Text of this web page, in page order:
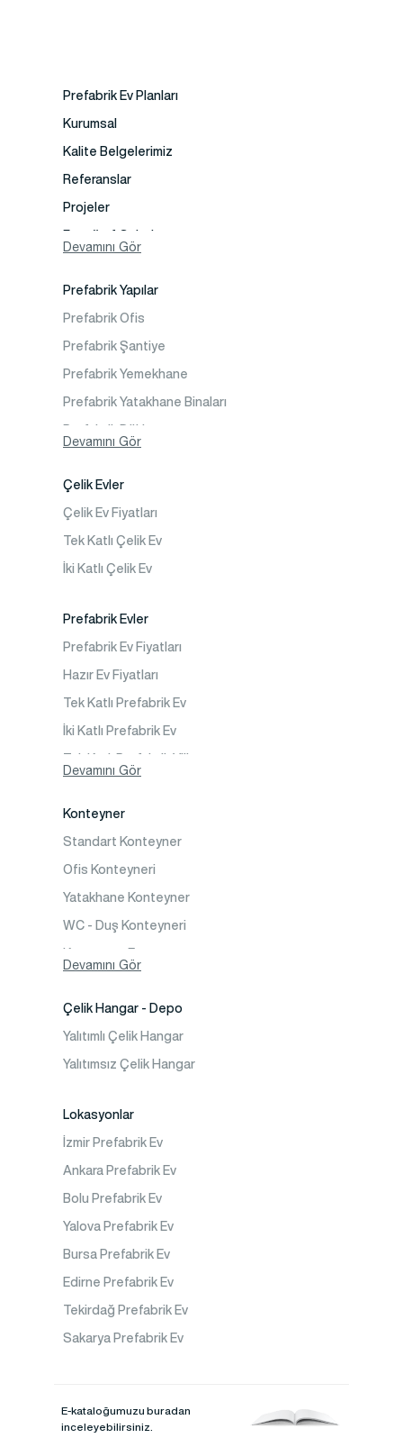
Prefabrik Ev Planları
Kurumsal
Kalite Belgelerimiz
Referanslar
Projeler
Faaliyet Alanları
İletişim
Sıkça Sorulanlar
Devamını Gör
Prefabrik Yapılar
Prefabrik Ofis
Prefabrik Şantiye
Prefabrik Yemekhane
Prefabrik Yatakhane Binaları
Prefabrik Kafeterya
Prefabrik Okul Binaları
Prefabrik Kreş Bina Modelleri
Prefabrik Anaokulu Bina Modelleri
Prefabrik WC Duş Binaları
Şantiye Mobilizasyon
Şantiye Kamp Binaları
Devamını Gör
Çelik Evler
Çelik Ev Fiyatları
Tek Katlı Çelik Ev
İki Katlı Çelik Ev
Prefabrik Evler
Prefabrik Ev Fiyatları
Hazır Ev Fiyatları
Tek Katlı Prefabrik Ev
İki Katlı Prefabrik Ev
Prefabrik Bağ Evi
Prefabrik Bungalov
Devamını Gör
Konteyner
Standart Konteyner
Ofis Konteyneri
Yatakhane Konteyner
WC - Duş Konteyneri
Devamını Gör
Çelik Hangar - Depo
Yalıtımlı Çelik Hangar
Yalıtımsız Çelik Hangar
Lokasyonlar
İzmir Prefabrik Ev
Ankara Prefabrik Ev
Bolu Prefabrik Ev
Yalova Prefabrik Ev
Bursa Prefabrik Ev
Edirne Prefabrik Ev
Tekirdağ Prefabrik Ev
Sakarya Prefabrik Ev
E-kataloğumuzu buradan
inceleyebilirsiniz.